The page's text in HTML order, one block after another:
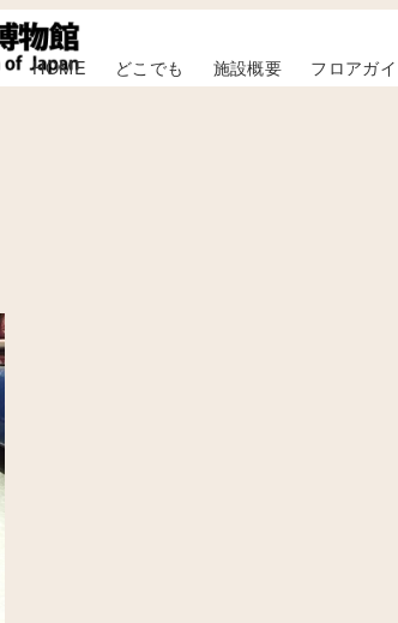
HOME どこでも 施設概要 フロアガ